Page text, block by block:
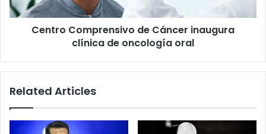
oncología
oral
Centro Comprensivo de Cáncer inaugura
clínica de oncología oral
Related Articles